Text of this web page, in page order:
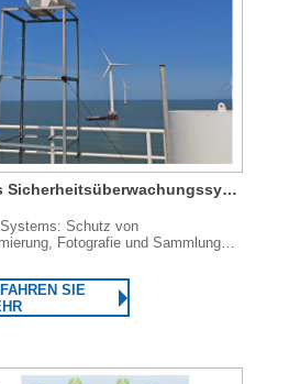
Unbeaufsichtigtes Sicherheitsüberwachungssystem für Offshore-Windpark
Schutz von
Fotografie und Sammlung
Verweilen, Abweichung
das Unterseeboot fahren ...
SIE